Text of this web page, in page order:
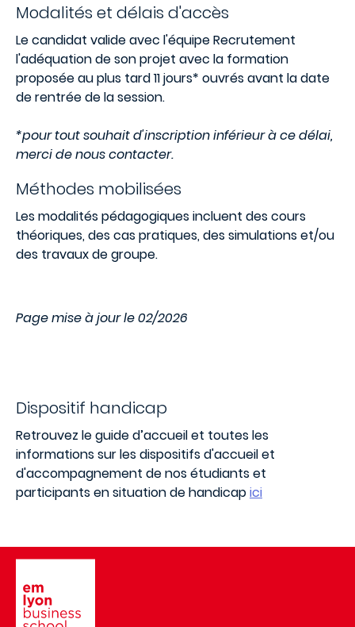
Modalités et délais d'accès
Le candidat valide avec l'équipe Recrutement
l'adéquation de son projet avec la formation
proposée au plus tard 11 jours* ouvrés avant la date
de rentrée de la session.
*pour tout souhait d'inscription inférieur à ce délai,
merci de nous contacter.
Méthodes mobilisées
Les modalités pédagogiques incluent des cours
théoriques, des cas pratiques, des simulations et/ou
des travaux de groupe.
Page mise à jour le 02/2026
Dispositif handicap
Retrouvez le guide d’accueil et toutes les
informations sur les dispositifs d'accueil et
d'accompagnement de nos étudiants et
participants en situation de handicapici